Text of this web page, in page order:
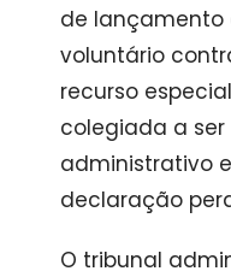
de lançamento
voluntário
recurso
colegiada a
administrativo
declaração
O tribunal